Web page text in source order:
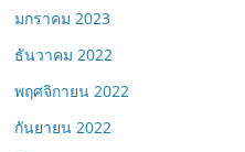
มกราคม 2023
ธันวาคม 2022
พฤศจิกายน 2022
กันยายน 2022